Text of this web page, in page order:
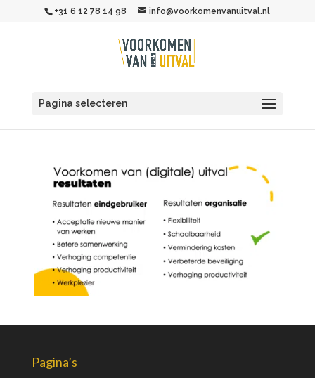
+31 6 12 78 14 98 info@voorkomenvanuitval.nl
Pagina selecteren
Pagina’s